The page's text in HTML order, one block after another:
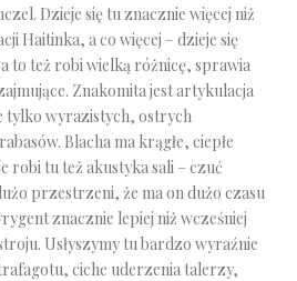
Dzieje się tu znacznie więcej niż
Haitinka, a co więcej – dzieje się
to też robi wielką różnicę, sprawia
Znakomita jest artykulacja
tylko wyrazistych, ostrych
Blacha ma krągłe, ciepłe
robi tu też akustyka sali – czuć
przestrzeni, że ma on dużo czasu
znacznie lepiej niż wcześniej
Usłyszymy tu bardzo wyraźnie
ciche uderzenia talerzy,